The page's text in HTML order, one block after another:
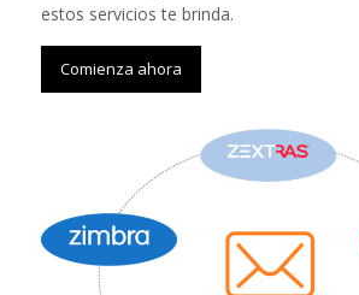
estos servicios te brinda.
Comienza ahora